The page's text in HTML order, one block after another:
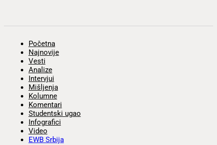
Početna
Najnovije
Vesti
Analize
Intervjui
Mišljenja
Kolumne
Komentari
Studentski ugao
Infografici
Video
EWB Srbija